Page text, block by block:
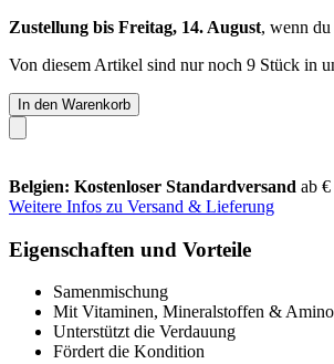
Zustellung bis Freitag, 14. August, wenn du
Von diesem Artikel sind nur noch 9 Stück in
In den Warenkorb
Belgien: Kostenloser Standardversand ab
Weitere Infos zu Versand & Lieferung
Eigenschaften und Vorteile
Samenmischung
Mit Vitaminen, Mineralstoffen &
Unterstützt die Verdauung
Fördert die Kondition